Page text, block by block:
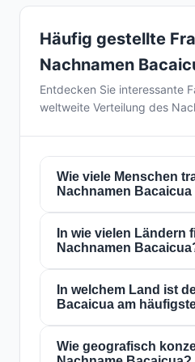
Häufig gestellte
Nachnamen
Entdecken Sie interessante
weltweite Verteilung des
Wie viele Menschen
Nachnamen
Derzeit gibt es weltweit
dem Nachnamen
dass etwa 1 von
der Welt diesen
Ländernpräsent, was
Verbreitung widerspiegelt.
In wie vielen Ländern
Nachnamen
Der NachnameBacaicua
der ganzen Welt präsent.
als einen Nachnamen mit
Seine Präsenz in
In welchem Land ist
Bacaicua am
Der NachnameBacaicua
Wie geografisch